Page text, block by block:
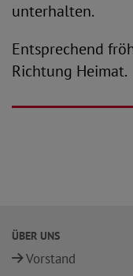
unterhalten.
Entsprechend
Richtung Heimat.
ÜBER UNS
Vorstand